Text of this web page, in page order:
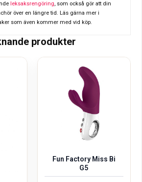
leksaksrengöring, som också gör att din
över en längre tid. Läs gärna mer i
som även kommer med vid köp.
produkter
Fun Factory Miss Bi
G5